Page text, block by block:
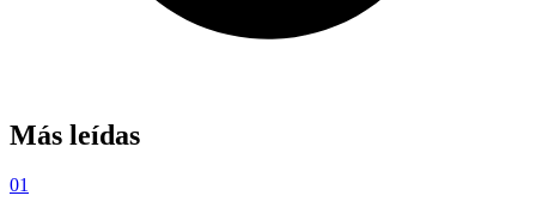
Más leídas
01